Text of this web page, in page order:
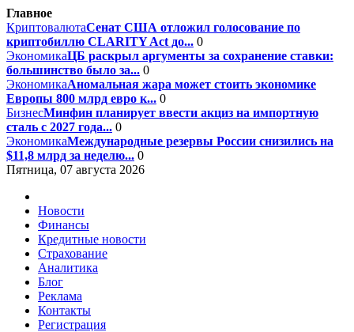
Главное
КриптовалютаСенат США отложил голосование по
криптобиллю CLARITY Act до... 0
ЭкономикаЦБ раскрыл аргументы за сохранение ставки:
большинство было за... 0
ЭкономикаАномальная жара может стоить экономике
Европы 800 млрд евро к... 0
БизнесМинфин планирует ввести акциз на импортную
сталь с 2027 года... 0
ЭкономикаМеждународные резервы России снизились на
$11,8 млрд за неделю... 0
Пятница, 07 августа 2026
Новости
Финансы
Кредитные новости
Страхование
Аналитика
Блог
Реклама
Контакты
Регистрация